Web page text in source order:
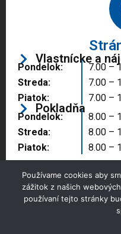
Vlastnícke a
Pondelok:
Streda:
Piatok:
7.00 –
7.00 –
7.00 –
Pokladňa
Pondelok:
Streda:
Piatok:
8.00 –
8.00 –
8.00 –
Copyright © 2025
Používame cookies aby
zážitok z našich
používaní tejto stránky